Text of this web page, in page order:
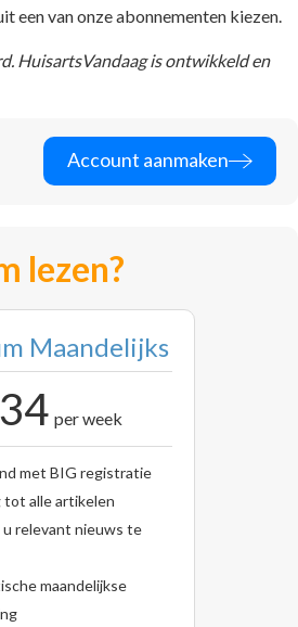
een van onze abonnementen kiezen.
HuisartsVandaag is ontwikkeld en
Account aanmaken
lezen?
Maandelijks
per week
met BIG registratie
tot alle artikelen
u relevant nieuws te
maandelijkse